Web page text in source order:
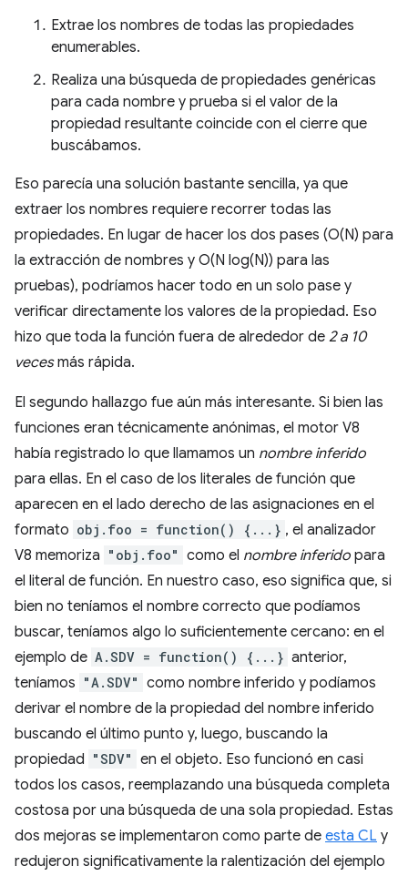
Extrae los nombres de todas las propiedades
enumerables.
Realiza una búsqueda de propiedades genéricas
para cada nombre y prueba si el valor de la
propiedad resultante coincide con el cierre que
buscábamos.
Eso parecía una solución bastante sencilla, ya que
extraer los nombres requiere recorrer todas las
propiedades. En lugar de hacer los dos pases (O(N) para
la extracción de nombres y O(N log(N)) para las
pruebas), podríamos hacer todo en un solo pase y
verificar directamente los valores de la propiedad. Eso
hizo que toda la función fuera de alrededor de 2 a 10
vecesmás rápida.
El segundo hallazgo fue aún más interesante. Si bien las
funciones eran técnicamente anónimas, el motor V8
había registrado lo que llamamos un nombre inferido
para ellas. En el caso de los literales de función que
aparecen en el lado derecho de las asignaciones en el
formato obj.foo = function() {...} , el analizador
V8 memoriza "obj.foo" como el nombre inferido para
el literal de función. En nuestro caso, eso significa que, si
bien no teníamos el nombre correcto que podíamos
buscar, teníamos algo lo suficientemente cercano: en el
ejemplo de A.SDV = function() {...} anterior,
teníamos "A.SDV" como nombre inferido y podíamos
derivar el nombre de la propiedad del nombre inferido
buscando el último punto y, luego, buscando la
propiedad "SDV" en el objeto. Eso funcionó en casi
todos los casos, reemplazando una búsqueda completa
costosa por una búsqueda de una sola propiedad. Estas
dos mejoras se implementaron como parte de esta CL y
redujeron significativamente la ralentización del ejemplo